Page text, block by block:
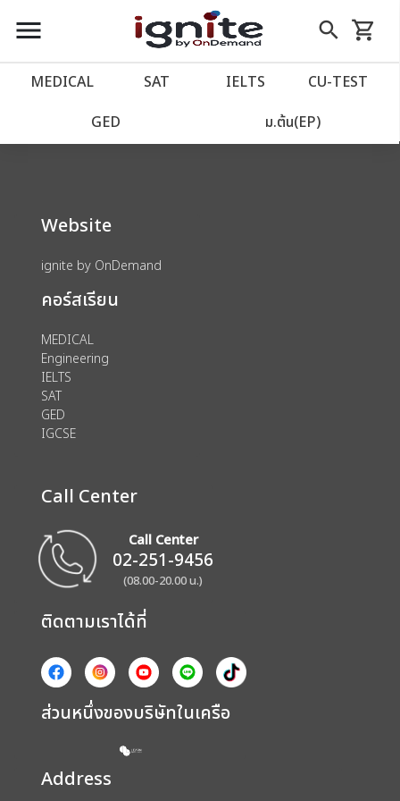
close
account_balance หน้าแรก
เว็บไซต์อิกไนท์
import_contacts วางแผนการเรียน
account_circle เข้าสู่ระบบ
assignment ลงทะเบียน
menu search
Skip
to
shopping_cart
รถเข็น
MEDICAL SAT IELTS CU‑TEST
GED ม.ต้น(EP)
We could not find anything for 80000179
Website
ignite by OnDemand
คอร์สเรียน
MEDICAL
Engineering
IELTS
SAT
GED
IGCSE
Call Center
Call Center
02-251-9456
(08.00-20.00 น.)
ติดตามเราได้ที่
ส่วนหนึ่งของบริษัทในเครือ
Address